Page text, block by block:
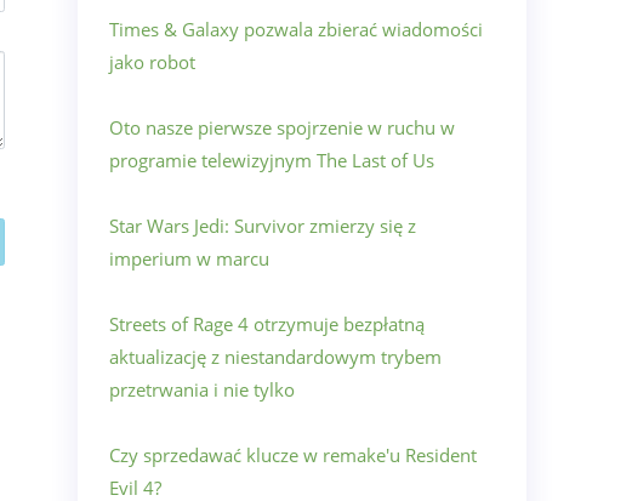
Times & Galaxy pozwala zbierać wiadomości
jako robot
Oto nasze pierwsze spojrzenie w ruchu w
programie telewizyjnym The Last of Us
Star Wars Jedi: Survivor zmierzy się z
imperium w marcu
Streets of Rage 4 otrzymuje bezpłatną
aktualizację z niestandardowym trybem
przetrwania i nie tylko
Czy sprzedawać klucze w remake'u Resident
Evil 4?